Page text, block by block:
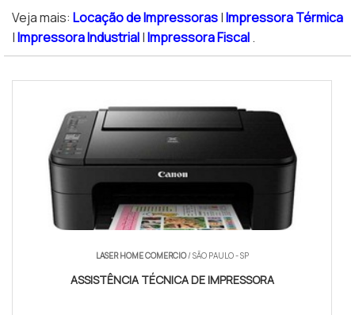
Veja mais: Locação de Impressoras|Impressora Térmica
|Impressora Industrial|Impressora Fiscal.
LASER HOME COMERCIO/ SÃO PAULO - SP
ASSISTÊNCIA TÉCNICA DE IMPRESSORA